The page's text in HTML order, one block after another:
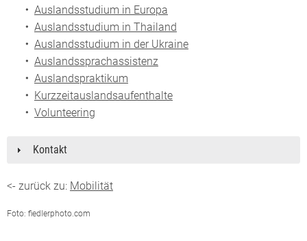
Auslandsstudium in Europa
Auslandsstudium in Thailand
Auslandsstudium in der Ukraine
Auslandssprachassistenz
Auslandspraktikum
Kurzzeitauslandsaufenthalte
Volunteering
Kontakt
<- zurück zu: Mobilität
Foto: fiedlerphoto.com